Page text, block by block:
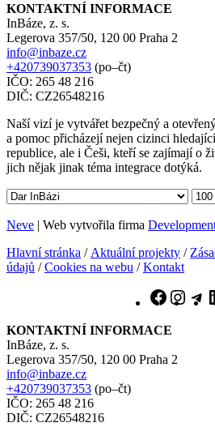
KONTAKTNÍ INFORMACE
InBáze, z. s.
Legerova 357/50, 120 00 Praha 2
info@inbaze.cz
+420739037353 (po–čt)
IČO: 265 48 216
DIČ: CZ26548216
Naší vizí je vytvářet bezpečný a
a pomoc přicházejí nejen cizinci
republice, ale i Češi, kteří se zajímají o
jich nějak jinak téma integrace dotýká.
Neve | Web vytvořila firma
Hlavní stránka / Aktuální projekty /
údajů /Cookies na webu /Kontakt
KONTAKTNÍ INFORMACE
InBáze, z. s.
Legerova 357/50, 120 00 Praha 2
info@inbaze.cz
+420739037353 (po–čt)
IČO: 265 48 216
DIČ: CZ26548216